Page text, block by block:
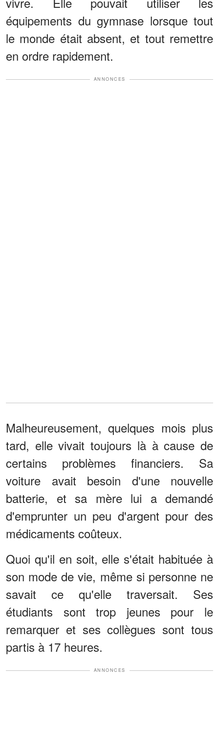
équipements du gymnase lorsque tout
le monde était absent, et tout remettre
en ordre rapidement.
ANNONCES
Malheureusement, quelques mois plus
tard, elle vivait toujours là à cause de
certains problèmes financiers. Sa
voiture avait besoin d'une nouvelle
batterie, et sa mère lui a demandé
d'emprunter un peu d'argent pour des
médicaments coûteux.
Quoi qu'il en soit, elle s'était habituée à
son mode de vie, même si personne ne
savait ce qu'elle traversait. Ses
étudiants sont trop jeunes pour le
remarquer et ses collègues sont tous
partis à 17 heures.
ANNONCES